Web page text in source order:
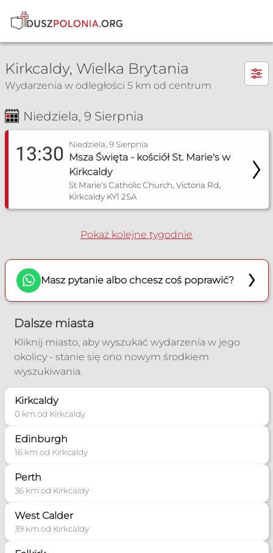
×
Msza Św. i nabożeństwa
Kirkcaldy, Wielka Brytania
Wydarzenia w odległości 5 km od centrum
Niedziela, 9 Sierpnia
13:30 Niedziela, 9 Sierpnia
Msza Święta - kościół St. Marie's w
Kirkcaldy
St Marie's Catholic Church, Victoria Rd,
Kirkcaldy KY1 2SA
Pokaż kolejne tygodnie
Masz pytanie albo chcesz coś poprawić?
Dalsze miasta
Kliknij miasto, aby wyszukać wydarzenia w jego
okolicy - stanie się ono nowym środkiem
wyszukiwania.
Kirkcaldy
0 km od Kirkcaldy
Edinburgh
16 km od Kirkcaldy
Perth
36 km od Kirkcaldy
West Calder
39 km od Kirkcaldy